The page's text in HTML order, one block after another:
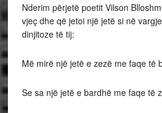
Nderim përjetë poetit Vilson
vjeç dhe që jetoi një jetë si në
dinjitoze të tij:
Më mirë një jetë e zezë me faqe të
Se sa një jetë e bardhë me faqe të